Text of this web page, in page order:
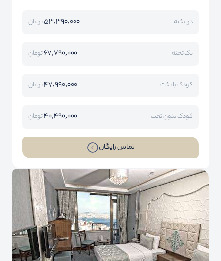
دو تخته 53,390,000تومان
یک تخته 67,790,000تومان
کودک با تخت 47,990,000تومان
کودک بدون تخت 40,490,000تومان
تماس رایگان